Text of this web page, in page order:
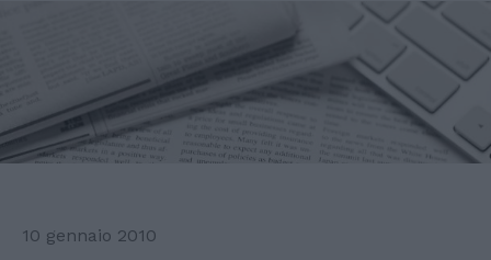
10 gennaio 2010